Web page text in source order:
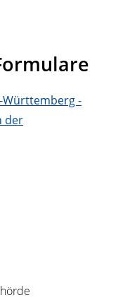
Württemberg -
der